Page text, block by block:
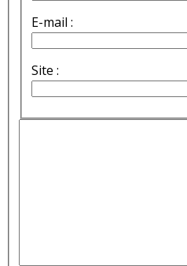
E-mail :
Site :